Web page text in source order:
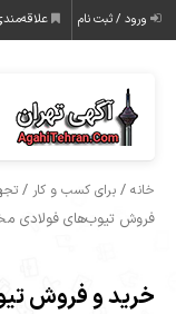
ورود / ثبت نام
خانه /برای کسب و کار /
فروش تیوب‌های فولادی
خرید و فروش